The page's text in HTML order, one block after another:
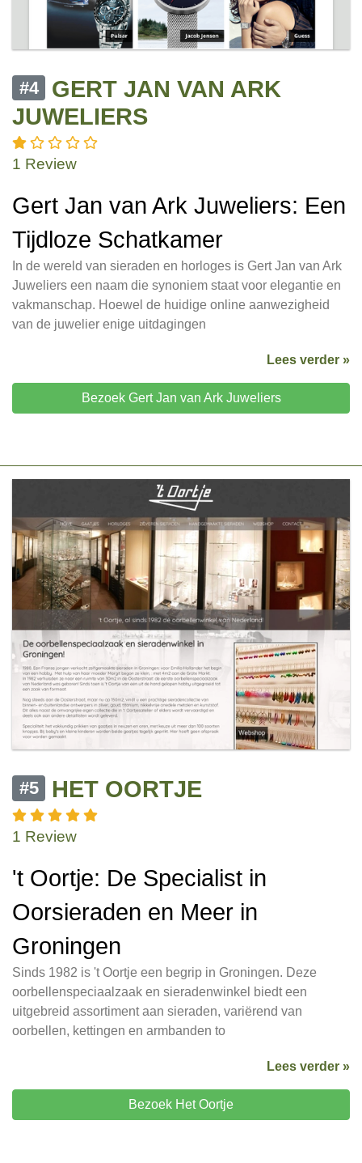
#4
GERT JAN VAN ARK
JUWELIERS
1 Review
Gert Jan van Ark Juweliers: Een
Tijdloze Schatkamer
In de wereld van sieraden en horloges is Gert Jan van Ark
Juweliers een naam die synoniem staat voor elegantie en
vakmanschap. Hoewel de huidige online aanwezigheid
van de juwelier enige uitdagingen
Lees verder »
Bezoek Gert Jan van Ark Juweliers
#5 HET OORTJE
1 Review
't Oortje: De Specialist in
Oorsieraden en Meer in
Groningen
Sinds 1982 is 't Oortje een begrip in Groningen. Deze
oorbellenspeciaalzaak en sieradenwinkel biedt een
uitgebreid assortiment aan sieraden, variërend van
oorbellen, kettingen en armbanden to
Lees verder »
Bezoek Het Oortje